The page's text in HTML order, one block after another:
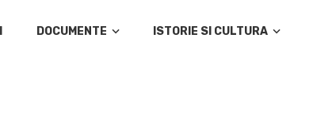
DOCUMENTE ISTORIE SI CULTURA